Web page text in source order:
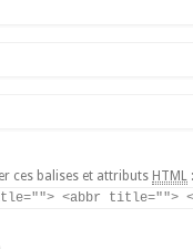
ces balises et attributs HTML :
<abbr title="">